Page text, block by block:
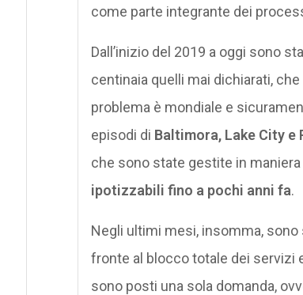
come parte integrante dei
Dall’inizio del 2019 a oggi sono
centinaia quelli mai dichiarati,
problema è mondiale e
episodi di Baltimora, Lake City e
che sono state gestite in
ipotizzabili fino a pochi anni fa.
Negli ultimi mesi, insomma,
fronte al blocco totale dei servizi
sono posti una sola domanda,